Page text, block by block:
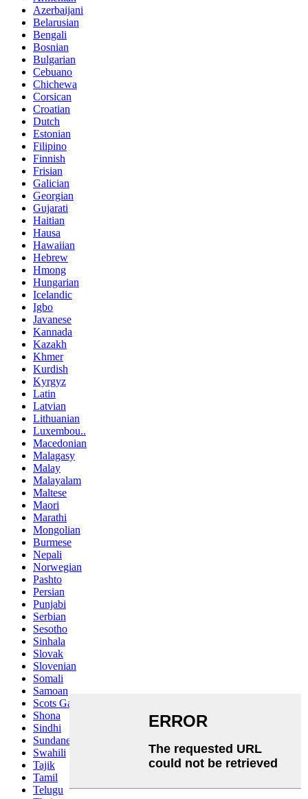
Azerbaijani
Belarusian
Bengali
Bosnian
Bulgarian
Cebuano
Chichewa
Corsican
Croatian
Dutch
Estonian
Filipino
Finnish
Frisian
Galician
Georgian
Gujarati
Haitian
Hausa
Hawaiian
Hebrew
Hmong
Hungarian
Icelandic
Igbo
Javanese
Kannada
Kazakh
Khmer
Kurdish
Kyrgyz
Latin
Latvian
Lithuanian
Luxembou..
Macedonian
Malagasy
Malay
Malayalam
Maltese
Maori
Marathi
Mongolian
Burmese
Nepali
Norwegian
Pashto
Persian
Punjabi
Serbian
Sesotho
Sinhala
Slovak
Slovenian
Somali
Samoan
Scots Gaelic
Shona
Sindhi
Sundanese
Swahili
Tajik
Tamil
Telugu